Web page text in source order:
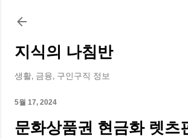
지식의 나침반
생활, 금융, 구인구직 정보
5월 17, 2024
문화상품권 현금화 렛츠